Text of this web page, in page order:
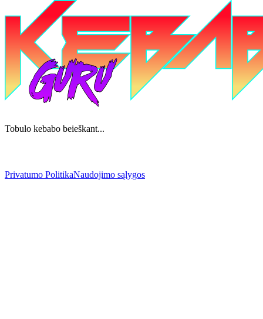
Tobulo kebabo beieškant...
Privatumo PolitikaNaudojimo sąlygos